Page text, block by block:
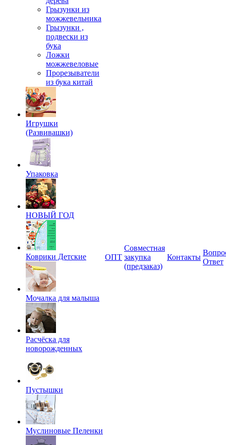
Грызунки из
можжевельника
Грызунки ,
подвески из
бука
Ложки
можжевеловые
Прорезыватели
из бука китай
Игрушки
(Развивашки)
Упаковка
НОВЫЙ ГОД
Коврики Детские
Мочалка для малыша
Расчёска для
новорожденных
Пустышки
Муслиновые Пеленки
ОПТ
Совместная
закупка
(предзаказ)
Контакты
Ответ